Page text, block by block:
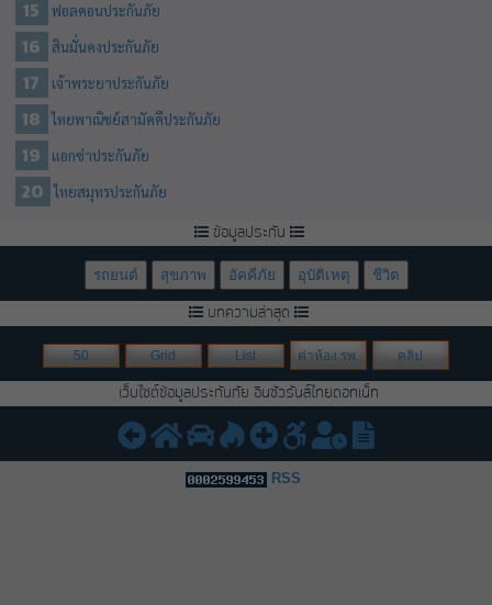
ฟอลคอนประกันภัย
สินมั่นคงประกันภัย
เจ้าพระยาประกันภัย
ไทยพาณิชย์สามัคคีประกันภัย
แอกซ่าประกันภัย
ไทยสมุทรประกันภัย
ข้อมูลประกัน
รถยนต์ สุขภาพ อัคคีภัย อุบัติเหตุ ชีวิต
บทความล่าสุด
50 Grid List ค่าห้อง รพ. คลิป
เว็บไซต์ข้อมูลประกันภัย อินชัวรันส์ไทยดอทเน็ท
RSS